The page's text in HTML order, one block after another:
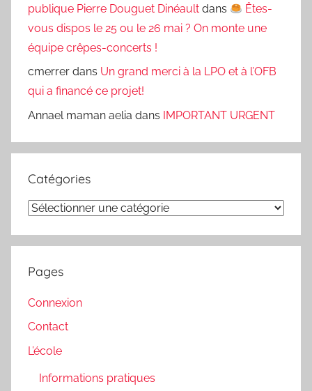
publique Pierre Douguet Dinéault dans
Êtes-
vous dispos le 25 ou le 26 mai ? On monte une
équipe crêpes-concerts !
cmerrer dans Un grand merci à la LPO et à l’OFB
qui a financé ce projet!
Annael maman aelia dans IMPORTANT URGENT
Catégories
Catégories
Pages
Connexion
Contact
L’école
Informations pratiques